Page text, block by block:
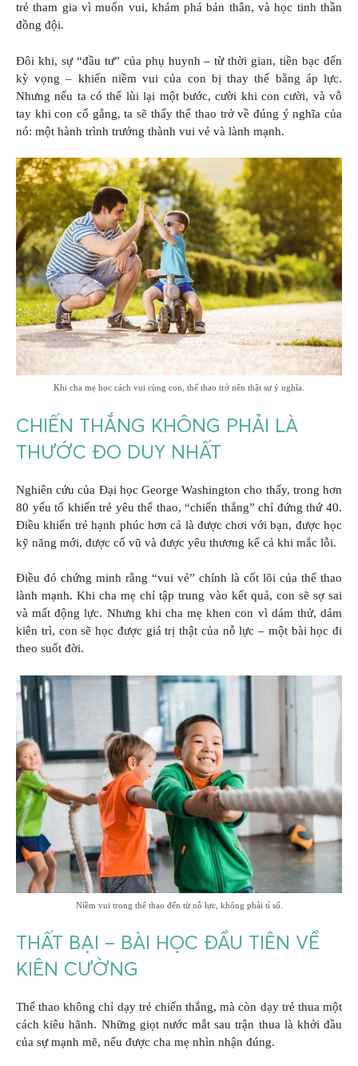
trẻ tham gia vì muốn vui, khám phá bản thân, và học tinh thần
đồng đội.
Đôi khi, sự “đầu tư” của phụ huynh – từ thời gian, tiền bạc đến
kỳ vọng – khiến niềm vui của con bị thay thế bằng áp lực.
Nhưng nếu ta có thể lùi lại một bước, cười khi con cười, và vỗ
tay khi con cố gắng, ta sẽ thấy thể thao trở về đúng ý nghĩa của
nó: một hành trình trưởng thành vui vẻ và lành mạnh.
Khi cha mẹ học cách vui cùng con, thể thao trở nên thật sự ý nghĩa.
CHIẾN THẮNG KHÔNG PHẢI LÀ
THƯỚC ĐO DUY NHẤT
Nghiên cứu của Đại học George Washington cho thấy, trong hơn
80 yếu tố khiến trẻ yêu thể thao, “chiến thắng” chỉ đứng thứ 40.
Điều khiến trẻ hạnh phúc hơn cả là được chơi với bạn, được học
kỹ năng mới, được cổ vũ và được yêu thương kể cả khi mắc lỗi.
Điều đó chứng minh rằng “vui vẻ” chính là cốt lõi của thể thao
lành mạnh. Khi cha mẹ chỉ tập trung vào kết quả, con sẽ sợ sai
và mất động lực. Nhưng khi cha mẹ khen con vì dám thử, dám
kiên trì, con sẽ học được giá trị thật của nỗ lực – một bài học đi
theo suốt đời.
Niềm vui trong thể thao đến từ nỗ lực, không phải tỉ số.
THẤT BẠI – BÀI HỌC ĐẦU TIÊN VỀ
KIÊN CƯỜNG
Thể thao không chỉ dạy trẻ chiến thắng, mà còn dạy trẻ thua một
cách kiêu hãnh. Những giọt nước mắt sau trận thua là khởi đầu
của sự mạnh mẽ, nếu được cha mẹ nhìn nhận đúng.